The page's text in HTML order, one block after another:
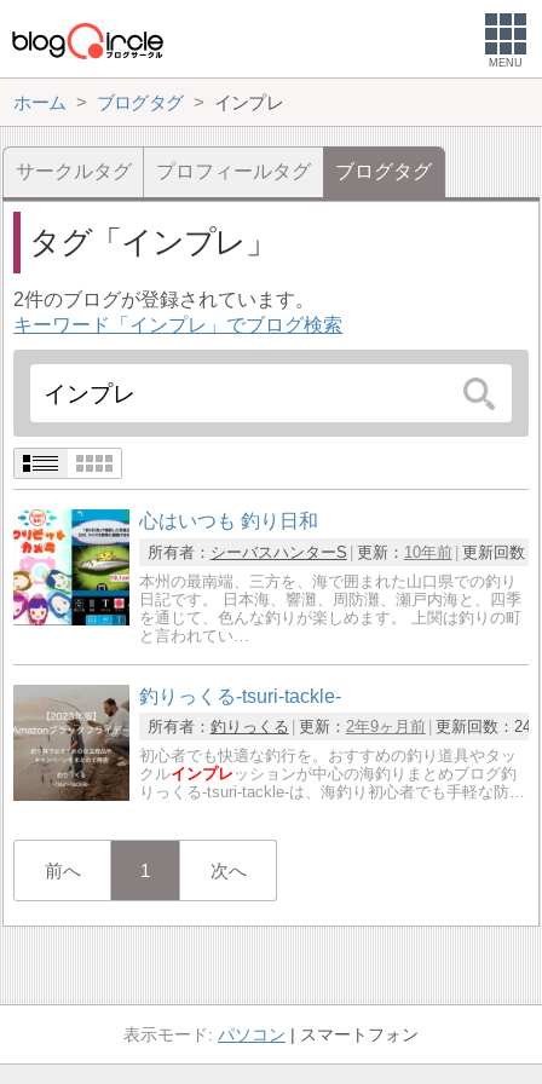
MENU
ホーム ブログタグ インプレ
サークルタグ プロフィールタグ ブログタグ
タグ インプレ
2件のブログが登録されています。
キーワード「インプレ」でブログ検索
心はいつも 釣り日和
所有者： シーバスハンターS 更新： 10年前 更新回数：
本州の最南端、三方を、海で囲まれた山口県での釣り
日記です。 日本海、響灘、周防灘、瀬戸内海と、四季
を通じて、色んな釣りが楽しめます。 上関は釣りの町
と言われてい…
釣りっくる-tsuri-tackle-
所有者： 釣りっくる 更新： 2年9ヶ月前 更新回数： 24
初心者でも快適な釣行を。おすすめの釣り道具やタッ
クルインプレ ッションが中心の海釣りまとめブログ釣
りっくる-tsuri-tackle-は、海釣り初心者でも手軽な防…
前へ 1 次へ
パソコン スマートフォン